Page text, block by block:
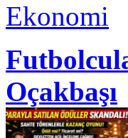
Ekonomi
Oçakbaşı